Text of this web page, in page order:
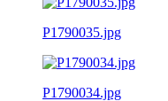
P1790035.jpg
P1790034.jpg